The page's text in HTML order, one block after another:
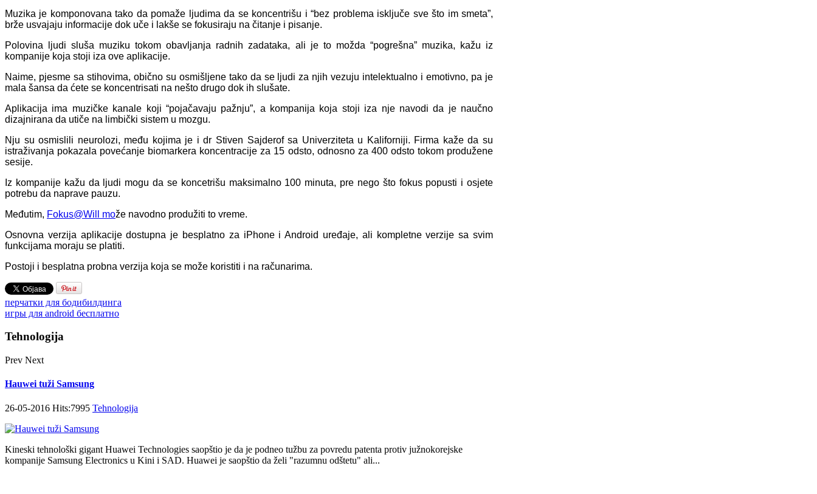
Muzika je komponovana tako da pomaže ljudima da se koncentrišu i “bez problema isključe sve što im smeta”,
brže usvajaju informacije dok uče i lakše se fokusiraju na čitanje i pisanje.
Polovina ljudi sluša muziku tokom obavljanja radnih zadataka, ali je to možda “pogrešna” muzika, kažu iz
kompanije koja stoji iza ove aplikacije.
Naime, pjesme sa stihovima, obično su osmišljene tako da se ljudi za njih vezuju intelektualno i emotivno, pa je
mala šansa da ćete se koncentrisati na nešto drugo dok ih slušate.
Aplikacija ima muzičke kanale koji “pojačavaju pažnju”, a kompanija koja stoji iza nje navodi da je naučno
dizajnirana da utiče na limbički sistem u mozgu.
Nju su osmislili neurolozi, među kojima je i dr Stiven Sajderof sa Univerziteta u Kaliforniji. Firma kaže da su
istraživanja pokazala povećanje biomarkera koncentracije za 15 odsto, odnosno za 400 odsto tokom produžene
sesije.
Iz kompanije kažu da ljudi mogu da se koncetrišu maksimalno 100 minuta, pre nego što fokus popusti i osjete
potrebu da naprave pauzu.
Međutim, Fokus@Will može navodno produžiti to vreme.
Osnovna verzija aplikacije dostupna je besplatno za iPhone i Android uređaje, ali kompletne verzije sa svim
funkcijama moraju se platiti.
Postoji i besplatna probna verzija koja se može koristiti i na računarima.
перчатки для бодибилдинга
игры для android бесплатно
Tehnologija
Prev Next
Hauwei tuži Samsung
26-05-2016 Hits:7995 Tehnologija
Kineski tehnološki gigant Huawei Technologies saopštio je da je podneo tužbu za povredu patenta protiv južnokorejske
kompanije Samsung Electronics u Kini i SAD. Huawei je saopštio da želi "razumnu odštetu" ali...